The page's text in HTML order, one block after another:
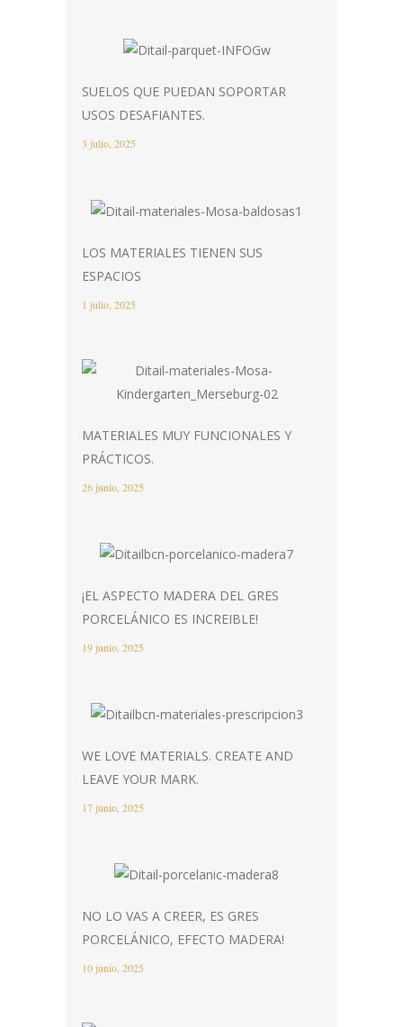
SUELOS QUE PUEDAN SOPORTAR
USOS DESAFIANTES.
3 julio, 2025
LOS MATERIALES TIENEN SUS
ESPACIOS
1 julio, 2025
MATERIALES MUY FUNCIONALES Y
PRÁCTICOS.
26 junio, 2025
¡EL ASPECTO MADERA DEL GRES
PORCELÁNICO ES INCREIBLE!
19 junio, 2025
WE LOVE MATERIALS. CREATE AND
LEAVE YOUR MARK.
17 junio, 2025
NO LO VAS A CREER, ES GRES
PORCELÁNICO, EFECTO MADERA!
10 junio, 2025